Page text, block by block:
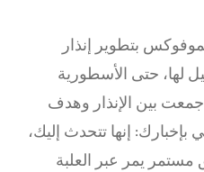
بتطوير إنذار
لها، حتى الأسطورية
من عام 1968 التي جمعت بين الإنذار وهدف
إنها تتحدث إليك،
مستمر يمر عبر العلبة